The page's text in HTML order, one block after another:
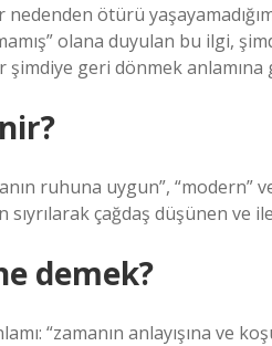
ötürü
olana duyulan bu ilgi,
şimdiye geri dönmek anlamına
ruhuna uygun”, “modern”
çağdaş düşünen ve
demek?
“zamanın anlayışına ve